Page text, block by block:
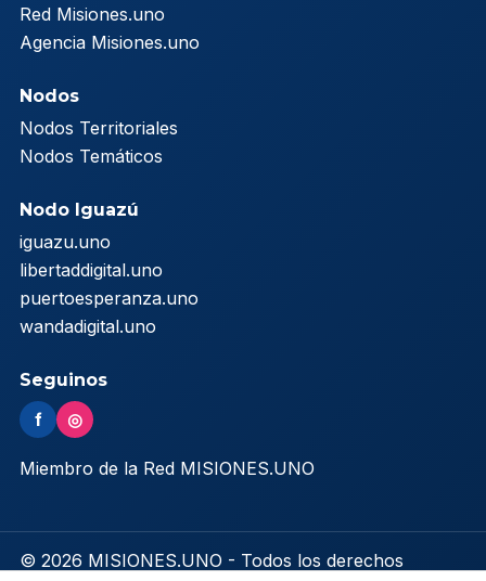
Red Misiones.uno
Agencia Misiones.uno
Nodos
Nodos Territoriales
Nodos Temáticos
Nodo Iguazú
iguazu.uno
libertaddigital.uno
puertoesperanza.uno
wandadigital.uno
Seguinos
f ◎
Miembro de la Red MISIONES.UNO
© 2026 MISIONES.UNO - Todos los derechos